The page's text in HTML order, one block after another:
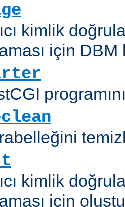
kimlik
için
programını
kimlik
için